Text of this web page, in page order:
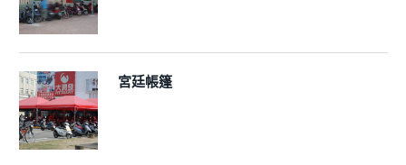
宮廷帳篷